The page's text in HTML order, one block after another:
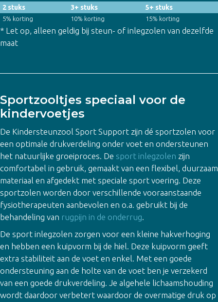
2 stuks 3+ stuks 5+ stuks
5% korting 10% korting 15% korting
* Let op, alleen geldig bij steun- of inlegzolen van dezelfde
maat
Sportzooltjes speciaal voor de
kindervoetjes
De Kindersteunzool Sport Support zijn dé sportzolen voor
een optimale drukverdeling onder voet en ondersteunen
het natuurlijke groeiproces. De sport inlegzolen zijn
comfortabel in gebruik, gemaakt van een flexibel, duurzaam
materiaal en afgedekt met speciale sport voering. Deze
sportzolen worden door verschillende vooraanstaande
fysiotherapeuten aanbevolen en o.a. gebruikt bij de
behandeling van rugpijn in de onderrug.
De sport inlegzolen zorgen voor een kleine hakverhoging
en hebben een kuipvorm bij de hiel. Deze kuipvorm geeft
extra stabiliteit aan de voet en enkel. Met een goede
ondersteuning aan de holte van de voet ben je verzekerd
van een goede drukverdeling. Je algehele lichaamshouding
wordt daardoor verbetert waardoor de overmatige druk op